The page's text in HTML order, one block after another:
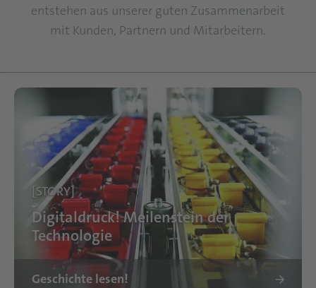
entstehen aus unserer guten Zusammenarbeit
mit Kunden, Partnern und Mitarbeitern.
[STORY]
Digitaldruck! Meilenstein der
Technologie
Geschichte lesen!